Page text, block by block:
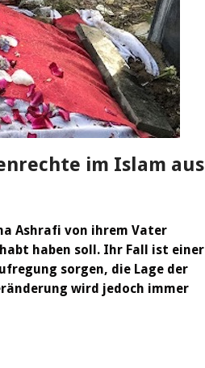
im Islam aus
Ashrafi von ihrem Vater
haben soll. Ihr Fall ist einer
sorgen, die Lage der
wird jedoch immer